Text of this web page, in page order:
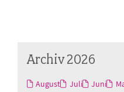
Archiv 2026
August Juli Juni